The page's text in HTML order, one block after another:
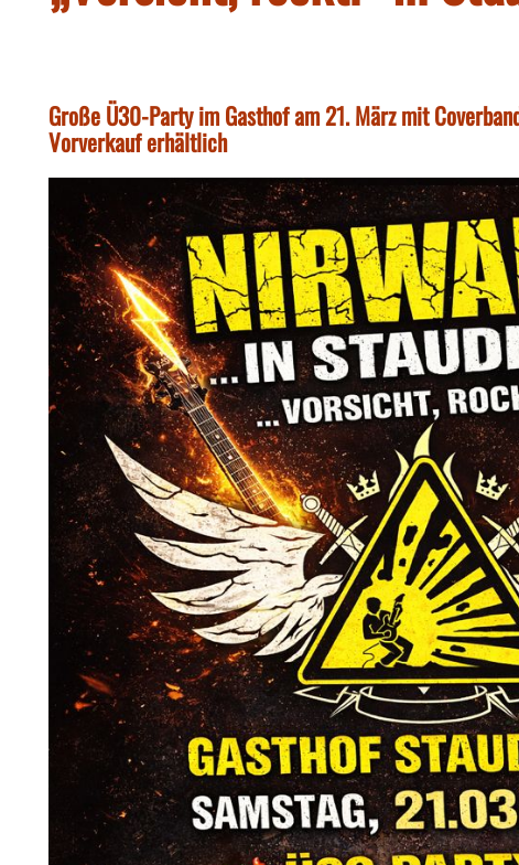
Große Ü30-Party im Gasthof am 21. März mit
Vorverkauf erhältlich